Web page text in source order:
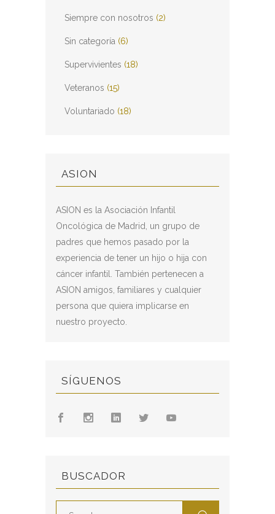
Siempre con nosotros (2)
Sin categoría (6)
Supervivientes (18)
Veteranos (15)
Voluntariado (18)
ASION
ASION es la Asociación Infantil
Oncológica de Madrid, un grupo de
padres que hemos pasado por la
experiencia de tener un hijo o hija con
cáncer infantil. También pertenecen a
ASION amigos, familiares y cualquier
persona que quiera implicarse en
nuestro proyecto.
SÍGUENOS
BUSCADOR